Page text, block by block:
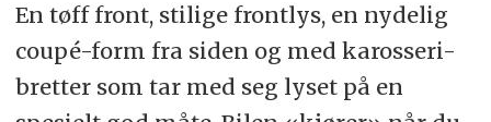
En tøff front, stilige frontlys, en nydelig
coupé-form fra siden og med karosseri-
bretter som tar med seg lyset på en